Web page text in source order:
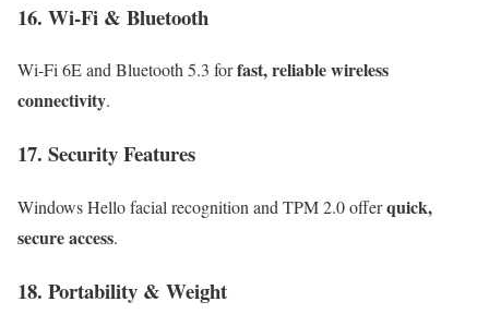
16. Wi-Fi & Bluetooth
Wi-Fi 6E and Bluetooth 5.3 forfast, reliable wireless
connectivity.
17. Security Features
Windows Hello facial recognition and TPM 2.0 offerquick,
secure access.
18. Portability & Weight